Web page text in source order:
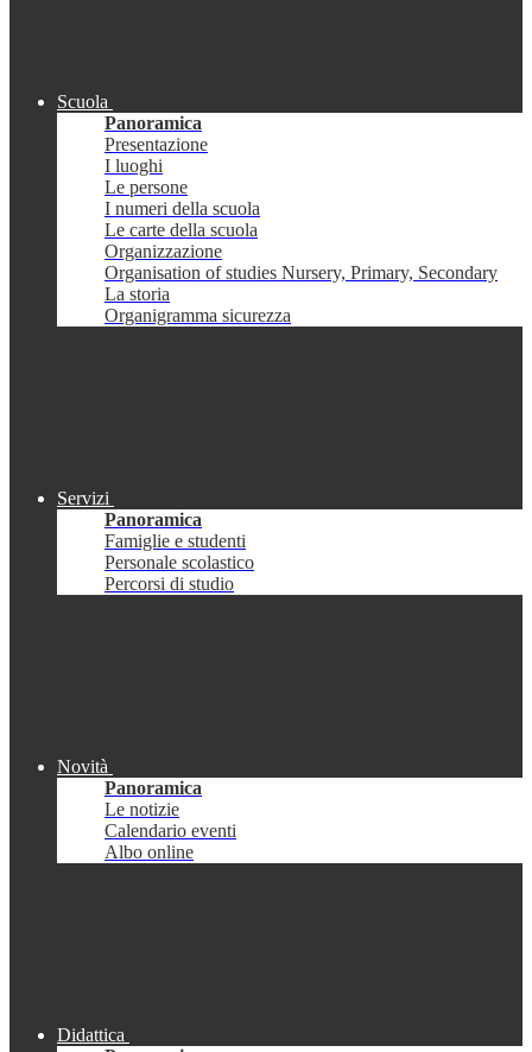
Scuola
Panoramica
Presentazione
I luoghi
Le persone
I numeri della scuola
Le carte della scuola
Organizzazione
Organisation of studies Nursery, Primary, Secondary
La storia
Organigramma sicurezza
Servizi
Panoramica
Famiglie e studenti
Personale scolastico
Percorsi di studio
Novità
Panoramica
Le notizie
Calendario eventi
Albo online
Didattica